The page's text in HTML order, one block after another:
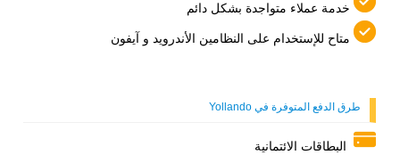
خدمة عملاء متواجدة بشكل دائم
متاح للإستخدام على النظامين الأندرويد و آيفون
طرق الدفع المتوفرة في Yollando
البطاقات الائتمانية